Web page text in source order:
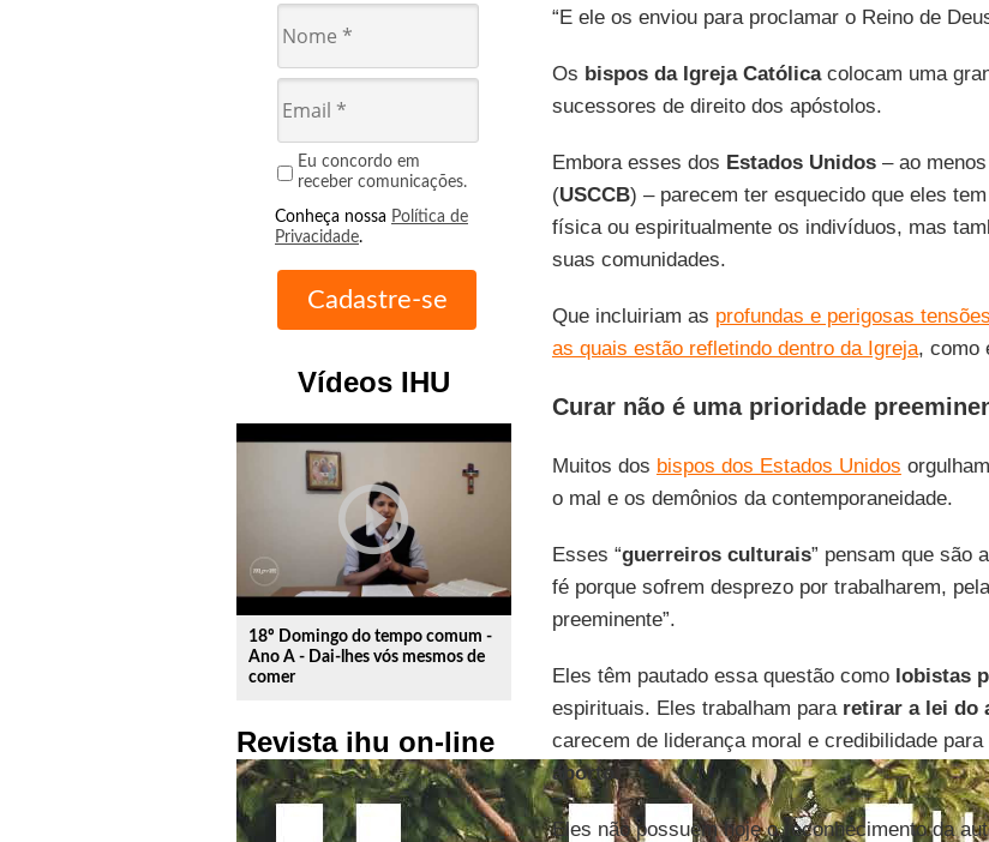
Eu concordo em
receber comunicações.
Conheça nossa Política de
Privacidade.
Vídeos IHU
play_circle_outline
18º Domingo do tempo comum -
Ano A - Dai-lhes vós mesmos de
comer
Revista ihu on-line
“E ele os enviou para proclamar o Reino de
Os bispos da Igreja Católicacolocam uma
sucessores de direito dos apóstolos.
Embora esses dos Estados Unidos– ao menos
(USCCB) – parecem ter esquecido que eles
física ou espiritualmente os indivíduos, mas
suas comunidades.
Que incluiriam as profundas e perigosas
as quais estão refletindo dentro da Igreja, como
Curar não é uma prioridade
Muitos dos bispos dos Estados Unidos
o mal e os demônios da contemporaneidade.
Esses “guerreiros culturais” pensam que são
fé porque sofrem desprezo por trabalharem,
preeminente”.
Eles têm pautado essa questão como lobistas
espirituais. Eles trabalham para retirar a lei do
carecem de liderança moral e credibilidade
aborto.
Eles não possuem hoje o reconhecimento da